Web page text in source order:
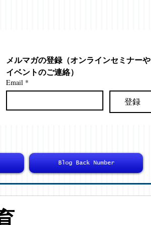
メルマガの登録（オンラインセミナーや
イベントのご連絡）
Email *
登録
Blog Back Number